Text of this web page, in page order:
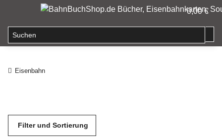
0,00 €
Eisenbahn
Filter und Sortierung